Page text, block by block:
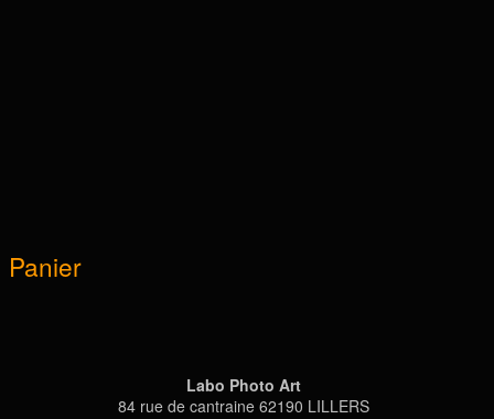
Panier
Labo Photo Art
84 rue de cantraine 62190 LILLERS